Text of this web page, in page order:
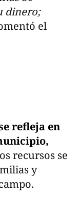
dinero;
el
refleja en
recursos se
y